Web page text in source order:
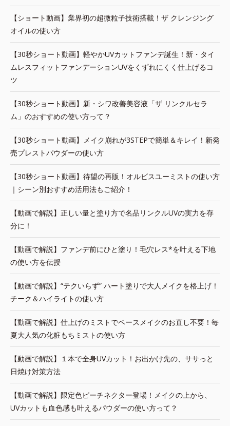
【ショート動画】業界初の超微粒子技術搭載！ザ クレンジング
オイルの使い方
【30秒ショート動画】軽やかUVカットファンデ誕生！新・タイ
ムレスフィットファンデーションUVをくずれにくく仕上げるコ
ツ
【30秒ショート動画】新・シワ改善美容液「ザ リンクルセラ
ム」のおすすめの使い方って？
【30秒ショート動画】メイク崩れが3STEPで簡単＆キレイ！新発
売プレストパウダーの使い方
【30秒ショート動画】待望の再販！オルビスユーミストの使い方
｜シーン別おすすめ活用法もご紹介！
【動画で解説】正しい量と塗り方で名品リンクルUVの実力を存
分に！
【動画で解説】ファンデ前にひと塗り！毛穴レス*を叶える下地
の使い方を伝授
【動画で解説】“テクいらず” ハート塗りで大人メイクを格上げ！
チーク＆ハイライトの使い方
【動画で解説】仕上げのミストでベースメイクのお直し不要！毎
夏大人気の化粧もちミストの使い方
【動画で解説】１本で全身UVカット！お出かけ先の、ササっと
日焼け対策方法
【動画で解説】限定色ピーチネクター登場！メイクの上から、
UVカットも血色感も叶えるパウダーの使い方って？